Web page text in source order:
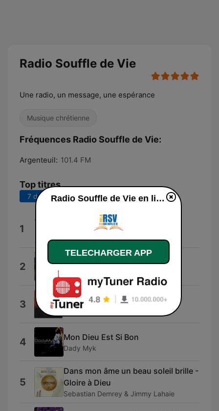
Radio Souffle de Vie
Une radio, un message, une espérance
Musique chrétienne
Fréquences Radio Souffle de Vie:
Argenteuil: 101.4 FM
Top titres
7 derniers jours 30 derniers jours
1 You Are Near
2 Amazing Grace
3 Rejoice, the Lord Is King
The Gaelforce Orchestra
4 Mon Dieu Est Si Bon
Dady Myk
5
Dans mon âme un beau soleil brille -
Gloire à Dieu
Sebastian Demrey & Jimmy Lahaie
Radio Souffle de Vie en ligne
TELECHARGER APP